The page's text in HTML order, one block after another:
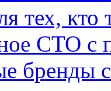
тех, кто
СТО с
бренды